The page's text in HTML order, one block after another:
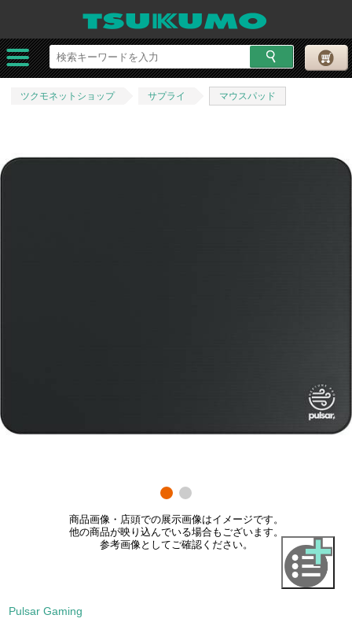
ツクモネットショップ サプライ マウスパッド
商品画像・店頭での展示画像はイメージです。
他の商品が映り込んでいる場合もございます。
参考画像としてご確認ください。
Pulsar Gaming